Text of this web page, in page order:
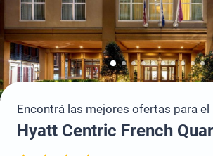
Encontrá las mejores ofertas para el
Hyatt Centric French